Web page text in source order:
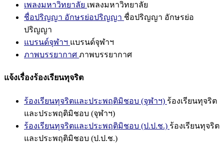
เพลงมหาวิทยาลัย เพลงมหาวิทยาลัย
ชื่อปริญญา อักษรย่อปริญญา ชื่อปริญญา อักษรย่อ
ปริญญา
แบรนด์จุฬาฯ แบรนด์จุฬาฯ
ภาพบรรยากาศ ภาพบรรยากาศ
แจ้งเรื่องร้องเรียนทุจริต
ร้องเรียนทุจริตและประพฤติมิชอบ (จุฬาฯ) ร้องเรียนทุจริต
และประพฤติมิชอบ (จุฬาฯ)
ร้องเรียนทุจริตและประพฤติมิชอบ (ป.ป.ช.) ร้องเรียนทุจริต
และประพฤติมิชอบ (ป.ป.ช.)